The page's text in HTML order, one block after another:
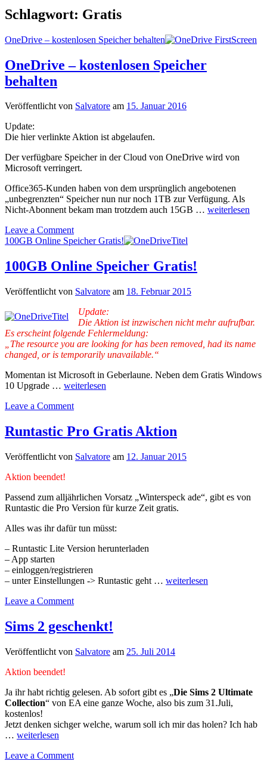
Schlagwort: Gratis
OneDrive – kostenlosen Speicher behalten
OneDrive – kostenlosen Speicher
behalten
Veröffentlicht von Salvatore am 15. Januar 2016
Update:
Die hier verlinkte Aktion ist abgelaufen.
Der verfügbare Speicher in der Cloud von OneDrive wird von
Microsoft verringert.
Office365-Kunden haben von dem ursprünglich angebotenen
„unbegrenzten“ Speicher nun nur noch 1TB zur Verfügung. Als
Nicht-Abonnent bekam man trotzdem auch 15GB … weiterlesen
Leave a Comment
100GB Online Speicher Gratis!
100GB Online Speicher Gratis!
Veröffentlicht von Salvatore am 18. Februar 2015
Update:
Die Aktion ist inzwischen nicht mehr aufrufbar.
Es erscheint folgende Fehlermeldung:
„The resource you are looking for has been removed, had its name
changed, or is temporarily unavailable.“
Momentan ist Microsoft in Geberlaune. Neben dem Gratis Windows
10 Upgrade … weiterlesen
Leave a Comment
Runtastic Pro Gratis Aktion
Veröffentlicht von Salvatore am 12. Januar 2015
Aktion beendet!
Passend zum alljährlichen Vorsatz „Winterspeck ade“, gibt es von
Runtastic die Pro Version für kurze Zeit gratis.
Alles was ihr dafür tun müsst:
– Runtastic Lite Version herunterladen
– App starten
– einloggen/registrieren
– unter Einstellungen -> Runtastic geht … weiterlesen
Leave a Comment
Sims 2 geschenkt!
Veröffentlicht von Salvatore am 25. Juli 2014
Aktion beendet!
Ja ihr habt richtig gelesen. Ab sofort gibt es „Die Sims 2 Ultimate
Collection“ von EA eine ganze Woche, also bis zum 31.Juli,
kostenlos!
Jetzt denken sichger welche, warum soll ich mir das holen? Ich hab
… weiterlesen
Leave a Comment